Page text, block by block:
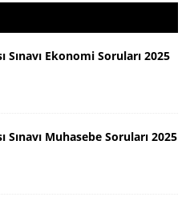
Sınavı Ekonomi Soruları 2025
Sınavı Muhasebe Soruları 2025